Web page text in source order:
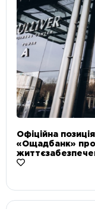
Офіційна
«Ощадбанк»